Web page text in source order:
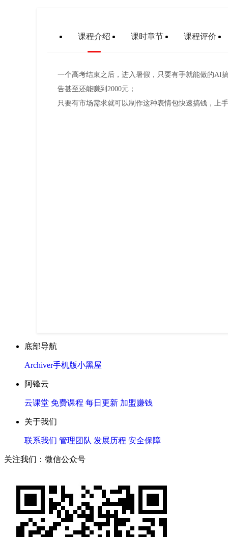
课程介绍 课时章节 课程评价
一个高考结束之后，进入暑假，只要有手就能做的AI
告甚至还能赚到2000元；
只要有市场需求就可以制作这种表情包快速搞钱，上
底部导航
Archiver手机版小黑屋
阿锋云
云课堂 免费课程 每日更新 加盟赚钱
关于我们
联系我们 管理团队 发展历程 安全保障
关注我们：微信公众号